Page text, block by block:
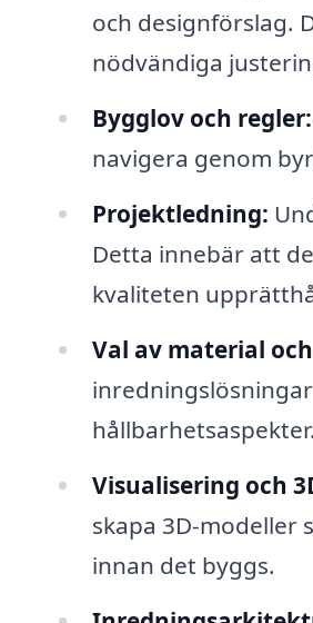
och designförslag.
nödvändiga
Bygglov och regler:
navigera genom
Projektledning:
Detta innebär att
kvaliteten
Val av material
hållbarhetsaspekter.
Visualisering och
skapa 3D-
innan det byggs.